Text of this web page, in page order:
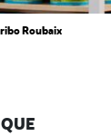
Roubaix